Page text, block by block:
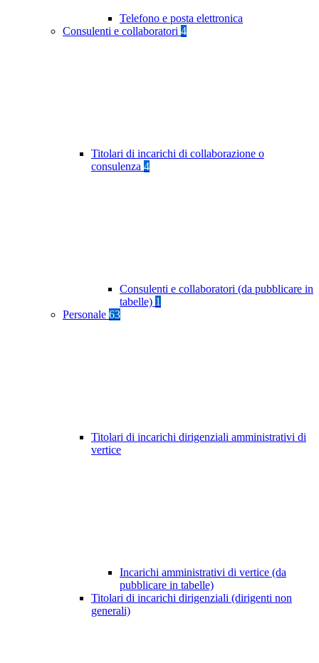
Telefono e posta elettronica
Consulenti e collaboratori 4
Titolari di incarichi di collaborazione o
consulenza 4
Consulenti e collaboratori (da pubblicare in
tabelle) 1
Personale 63
Titolari di incarichi dirigenziali amministrativi di
vertice
Incarichi amministrativi di vertice (da
pubblicare in tabelle)
Titolari di incarichi dirigenziali (dirigenti non
generali)